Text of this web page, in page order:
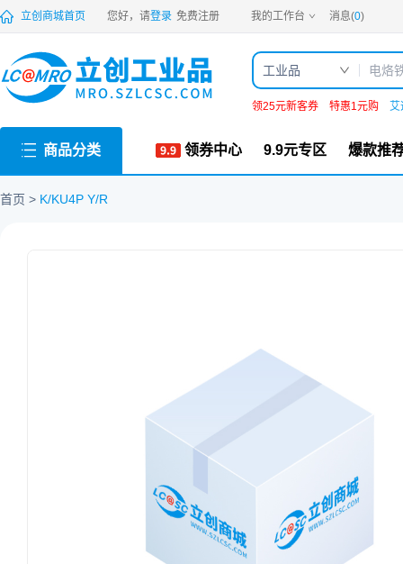
PDF 立创商城首页 您好，请登录 免费注册 我的工作台 消息(0)
工业品
领25元新客券 特惠1元购 艾
商品分类 领券中心 9.9元专区 爆款推
首页 K/KU4P Y/R